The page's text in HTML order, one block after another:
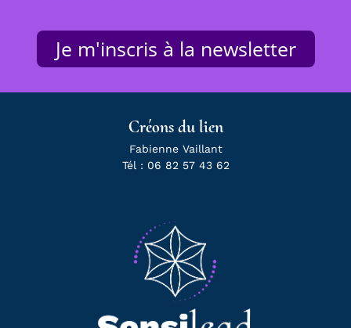
Je m'inscris à la newsletter
Créons du lien
Fabienne Vaillant
Tél : 06 82 57 43 62